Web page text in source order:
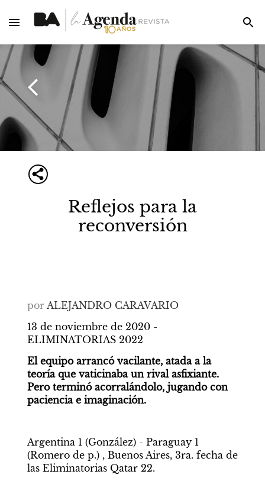
Reflejos para la
reconversión
por ALEJANDRO CARAVARIO
13 de noviembre de 2020 -
ELIMINATORIAS 2022
El equipo arrancó vacilante, atada a la
teoría que vaticinaba un rival asfixiante.
Pero terminó acorralándolo, jugando con
paciencia e imaginación.
Argentina 1 (González) - Paraguay 1
(Romero de p.) , Buenos Aires, 3ra. fecha de
las Eliminatorias Qatar 22.